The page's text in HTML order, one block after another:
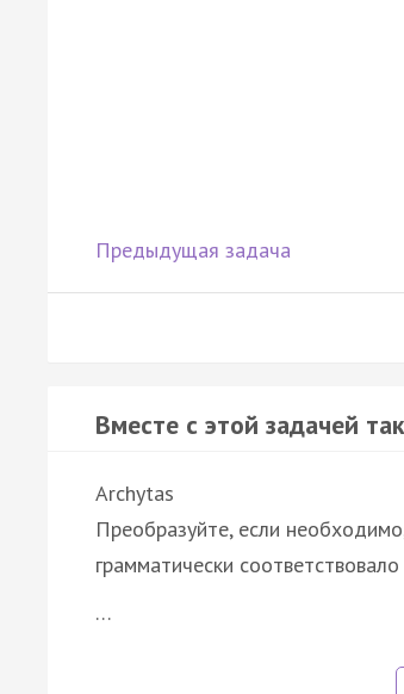
Предыдущая задача
Вместе с этой задачей
Archytas
Преобразуйте, если
грамматически
…